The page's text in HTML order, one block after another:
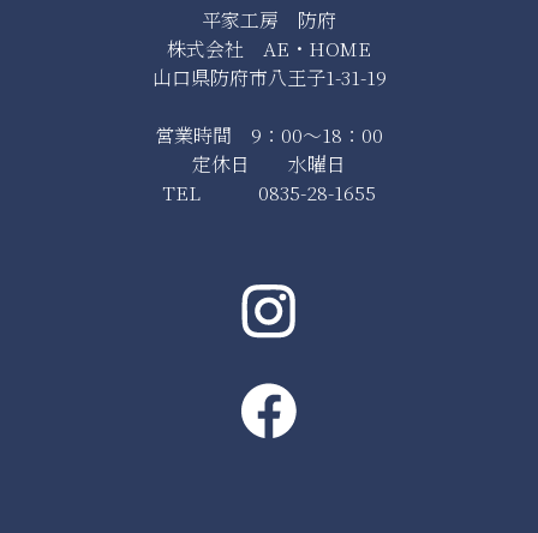
平家工房 防府
株式会社 AE・HOME
山口県防府市八王子1-31-19
営業時間 9：00～18：00
定休日 水曜日
TEL 0835-28-1655